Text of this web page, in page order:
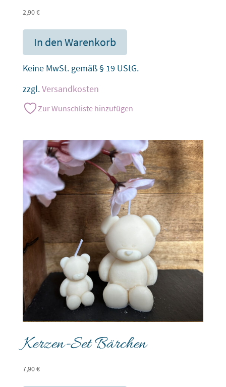
2,90€
In den Warenkorb
Keine MwSt. gemäß § 19 UStG.
zzgl.Versandkosten
Zur Wunschliste hinzufügen
Kerzen-Set Bärchen
7,90€